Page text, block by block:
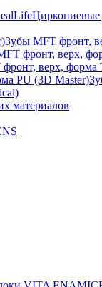
Циркониевые
Зубы MFT фронт,
фронт, верх,
верх, форма
PU (3D Master)
материалов